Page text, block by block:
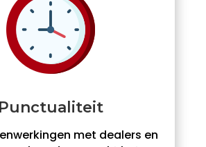
Punctualiteit
met dealers en